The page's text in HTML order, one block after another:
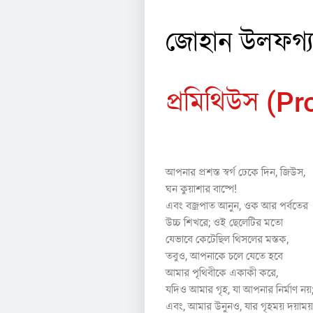
জোহান
প্রমিথিউস
আপনার প্রশস্ত স্বর্গ ঢেকে দিন, জিউস,
ঘন কুয়াশার বাষ্পে!
এবং বজ্রপাত আনুন, ওক আর পর্বতের
উচ্চ শিখরে; ওই ছেলেটির মতো
যেভাবে কেটেছিল থিসলের মস্তক,
তবুও, আপনাকে চলে যেতে হবে
আমার পৃথিবীকে একাকী করে,
যদিও আমার গৃহ, যা আপনার নির্মাণ নয়;
এবং, আমার উনুনও, যার গৃহময় দয়াময়